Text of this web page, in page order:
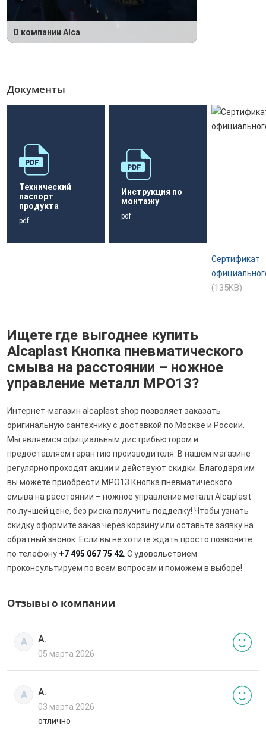
О компании Alca
Документы
Технический
паспорт
продукта
pdf
Инструкция по
монтажу
pdf
Сертификат
(135KB)
Ищете где выгоднее купить
Alcaplast Кнопка пневматического
смыва на расстоянии – ножное
управление металл MPO13?
Интернет-магазин alcaplast.shop позволяет заказать
оригинальную сантехнику с доставкой по Москве и России.
Мы являемся официальным дистрибьютором и
предоставляем гарантию производителя. В нашем магазине
регулярно проходят акции и действуют скидки. Благодаря им
вы можете приобрести MPO13 Кнопка пневматического
смыва на расстоянии – ножное управление металл Alcaplast
по лучшей цене, без риска получить подделку! Чтобы узнать
скидку оформите заказ через корзину или оставьте заявку на
обратный звонок. Если вы не хотите ждать просто позвоните
по телефону +7 495 067 75 42 . С удовольствием
проконсультируем по всем вопросам и поможем в выборе!
Отзывы о компании
А А.
05 марта 2026
А А.
03 марта 2026
отлично